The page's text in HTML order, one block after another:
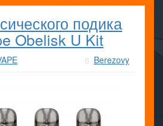
подика
Obelisk U Kit
Berezovy